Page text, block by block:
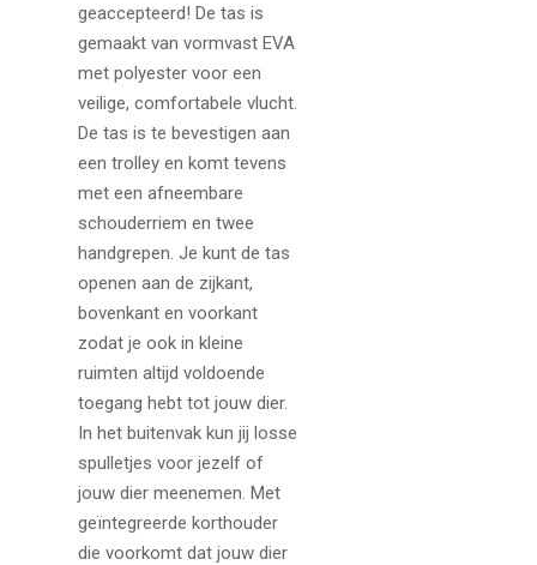
geaccepteerd! De tas is
gemaakt van vormvast EVA
met polyester voor een
veilige, comfortabele vlucht.
De tas is te bevestigen aan
een trolley en komt tevens
met een afneembare
schouderriem en twee
handgrepen. Je kunt de tas
openen aan de zijkant,
bovenkant en voorkant
zodat je ook in kleine
ruimten altijd voldoende
toegang hebt tot jouw dier.
In het buitenvak kun jij losse
spulletjes voor jezelf of
jouw dier meenemen. Met
geïntegreerde korthouder
die voorkomt dat jouw dier